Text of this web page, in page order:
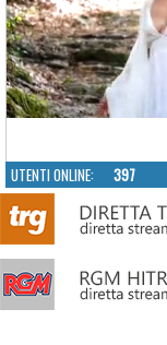
UTENTI ONLINE: 397